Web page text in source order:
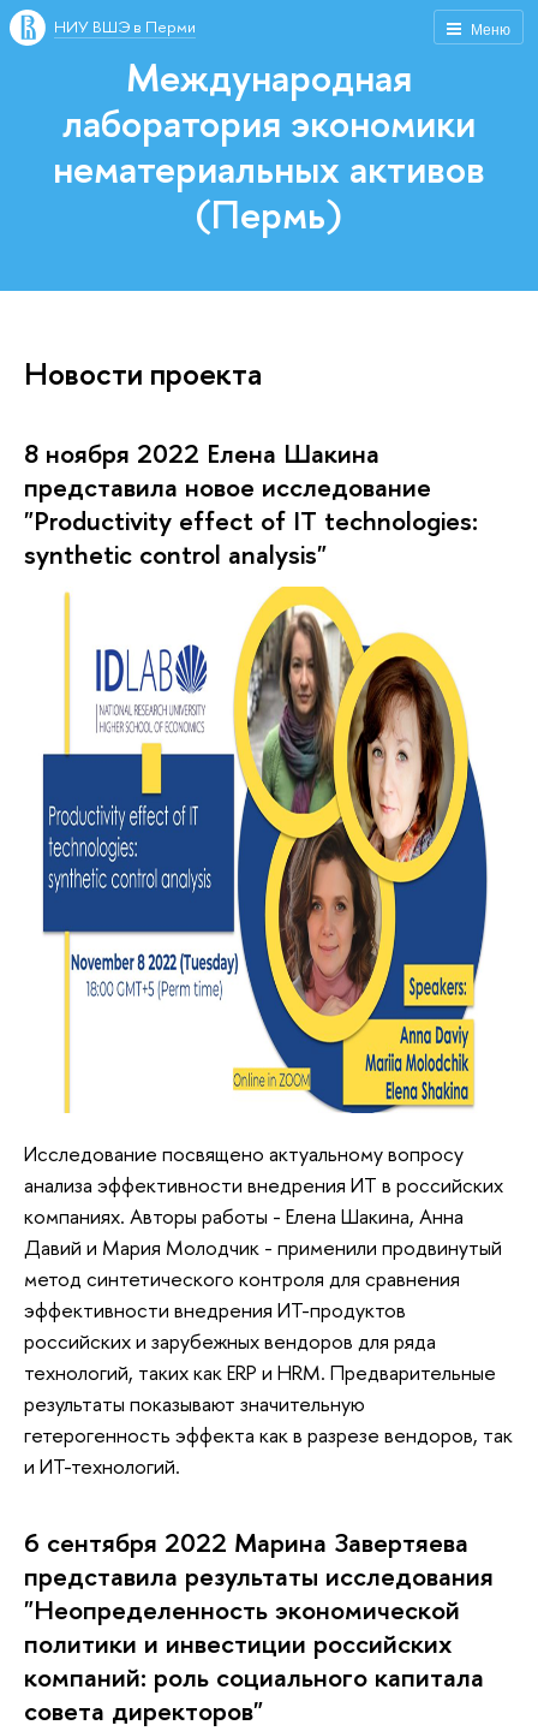
Меню
НИУ ВШЭ в Перми
Международная
лаборатория экономики
нематериальных активов
(Пермь)
Новости проекта
8 ноября 2022 Елена Шакина
представила новое исследование
"Productivity effect of IT technologies:
synthetic control analysis"
Исследование посвящено актуальному вопросу
анализа эффективности внедрения ИТ в российских
компаниях. Авторы работы - Елена Шакина, Анна
Давий и Мария Молодчик - применили продвинутый
метод синтетического контроля для сравнения
эффективности внедрения ИТ-продуктов
российских и зарубежных вендоров для ряда
технологий, таких как ERP и HRM. Предварительные
результаты показывают значительную
гетерогенность эффекта как в разрезе вендоров, так
и ИТ-технологий.
6 сентября 2022 Марина Завертяева
представила результаты исследования
"Неопределенность экономической
политики и инвестиции российских
компаний: роль социального капитала
совета директоров"